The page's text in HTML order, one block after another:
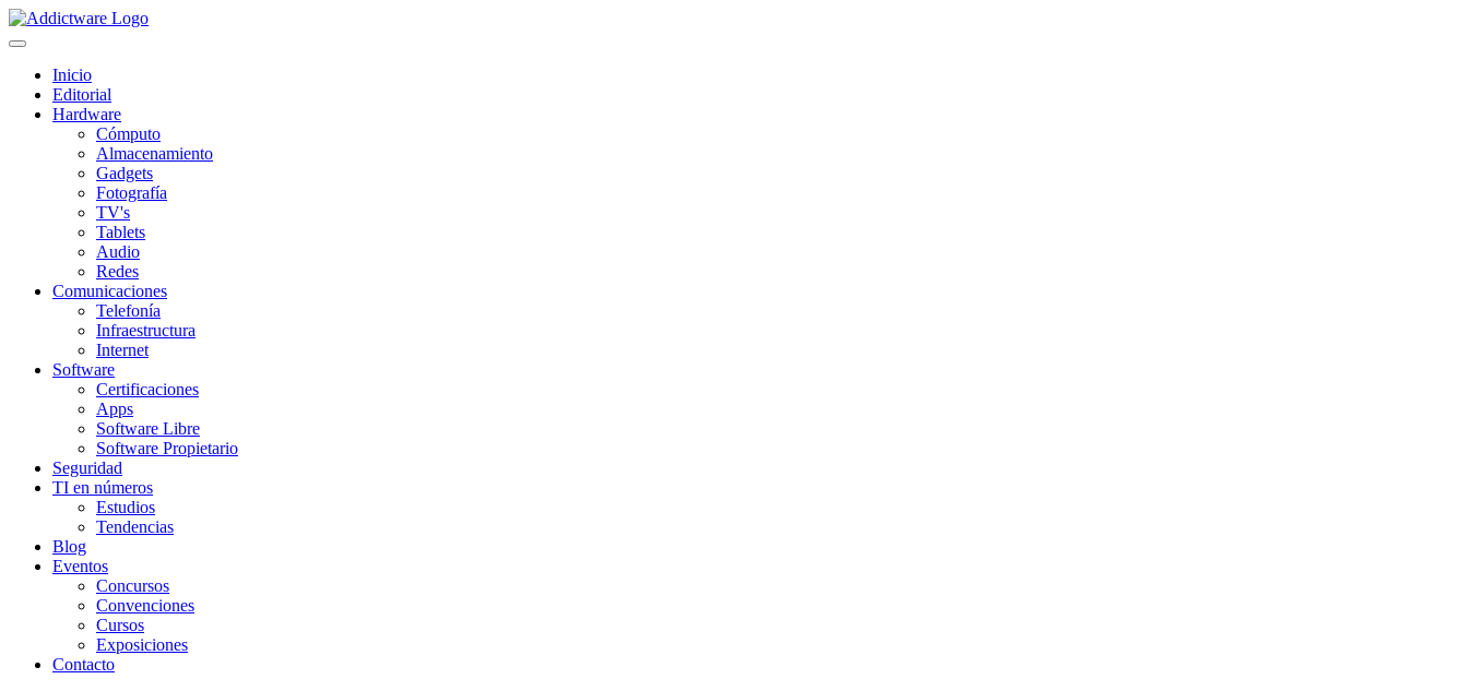
Inicio
Editorial
Hardware
Cómputo
Almacenamiento
Gadgets
Fotografía
TV's
Tablets
Audio
Redes
Comunicaciones
Telefonía
Infraestructura
Internet
Software
Certificaciones
Apps
Software Libre
Software Propietario
Seguridad
TI en números
Estudios
Tendencias
Blog
Eventos
Concursos
Convenciones
Cursos
Exposiciones
Contacto